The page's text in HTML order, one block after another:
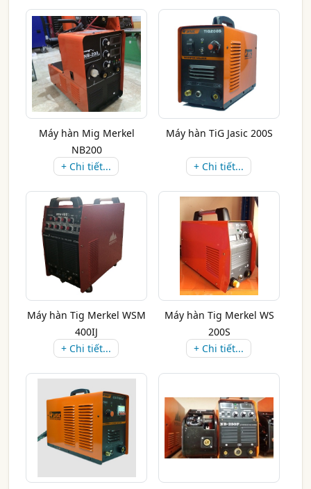
Máy hàn Mig Merkel
NB200
+ Chi tiết...
Máy hàn TiG Jasic 200S
+ Chi tiết...
Máy hàn Tig Merkel WSM
400IJ
+ Chi tiết...
Máy hàn Tig Merkel WS
200S
+ Chi tiết...